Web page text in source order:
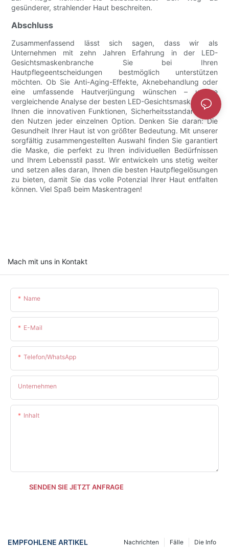
gesünderer, strahlender Haut beschreiten.
Abschluss
Zusammenfassend lässt sich sagen, dass wir als
Unternehmen mit zehn Jahren Erfahrung in der LED-
Gesichtsmaskenbranche Sie bei Ihren
Hautpflegeentscheidungen bestmöglich unterstützen
möchten. Ob Sie Anti-Aging-Effekte, Aknebehandlung oder
eine umfassende Hautverjüngung wünschen – unsere
vergleichende Analyse der besten LED-Gesichtsmasken zeigt
Ihnen die innovativen Funktionen, Sicherheitsstandards und
den Nutzen jeder einzelnen Option. Denken Sie daran: Die
Gesundheit Ihrer Haut ist von größter Bedeutung. Mit unserer
sorgfältig zusammengestellten Auswahl finden Sie garantiert
die Maske, die perfekt zu Ihren individuellen Bedürfnissen
und Ihrem Lebensstil passt. Wir entwickeln uns stetig weiter
und setzen alles daran, Ihnen die besten Hautpflegelösungen
zu bieten, damit Sie das volle Potenzial Ihrer Haut entfalten
können. Viel Spaß beim Maskentragen!
Mach mit uns in Kontakt
Name
E-Mail
Telefon/WhatsApp
Unternehmen
Inhalt
SENDEN SIE JETZT ANFRAGE
EMPFOHLENE ARTIKEL Die Info
Fälle
Nachrichten